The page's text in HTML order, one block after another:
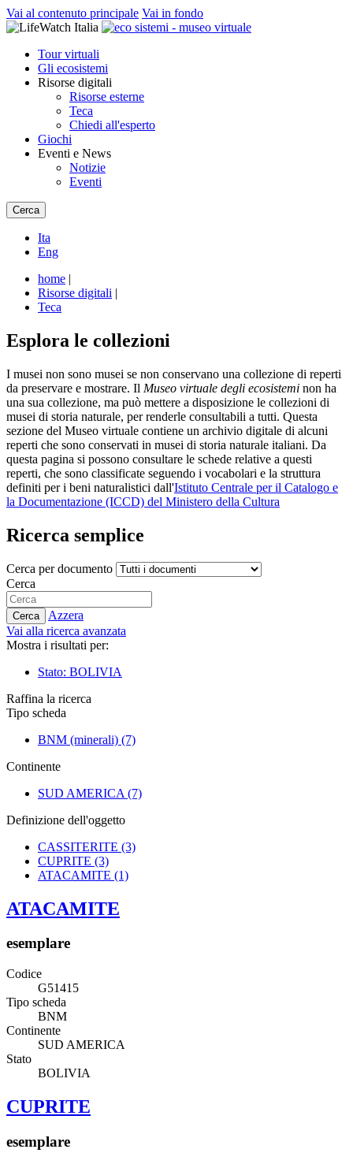
Vai al contenuto principale Vai in fondo
Tour virtuali
Gli ecosistemi
Risorse digitali
Risorse esterne
Teca
Chiedi all'esperto
Giochi
Eventi e News
Notizie
Eventi
Cerca
Ita
Eng
home |
Risorse digitali |
Teca
Esplora le collezioni
I musei non sono musei se non conservano una collezione di reperti
da preservare e mostrare. Il Museo virtuale degli ecosistemi non ha
una sua collezione, ma può mettere a disposizione le collezioni di
musei di storia naturale, per renderle consultabili a tutti. Questa
sezione del Museo virtuale contiene un archivio digitale di alcuni
reperti che sono conservati in musei di storia naturale italiani. Da
questa pagina si possono consultare le schede relative a questi
reperti, che sono classificate seguendo i vocabolari e la struttura
definiti per i beni naturalistici dall'Istituto Centrale per il Catalogo e
la Documentazione (ICCD) del Ministero della Cultura
Ricerca semplice
Cerca per documento
Cerca
Cerca
Azzera
Vai alla ricerca avanzata
Mostra i risultati per:
Stato: BOLIVIA
Raffina la ricerca
Tipo scheda
BNM (minerali) (7)
Continente
SUD AMERICA (7)
Definizione dell'oggetto
CASSITERITE (3)
CUPRITE (3)
ATACAMITE (1)
ATACAMITE
esemplare
Codice
G51415
Tipo scheda
BNM
Continente
SUD AMERICA
Stato
BOLIVIA
CUPRITE
esemplare